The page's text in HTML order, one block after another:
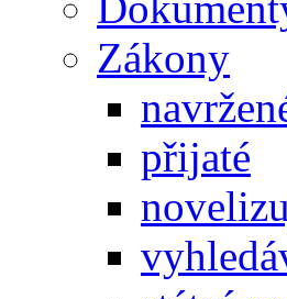
Zákony
přijaté